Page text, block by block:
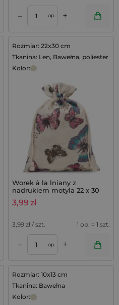
– op. +
Rozmiar: 22x30 cm
Tkanina: Len, Bawełna, poliester
Kolor:
Worek à la lniany z
nadrukiem motyla 22 x 30
cm - 1 szt. praktycznego
opakowania na prezenty i
3,99 zł
3,99 zł / szt. 1 op. = 1 szt.
– op. +
Rozmiar: 10x13 cm
Tkanina: Bawełna
Kolor: